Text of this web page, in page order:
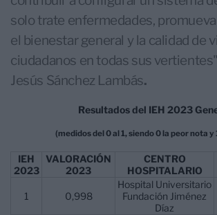
solo trate enfermedades,
el bienestar general y la calidad de
ciudadanos en todas sus vertientes"
Jesús Sánchez Lambás.
Resultados del IEH 2023
(medidos del 0 al 1, siendo 0 la peor nota y
IEH
2023
VALORACIÓN
2023
CENTRO
HOSPITALARIO
1 0,998
Hospital Universitario
Fundación Jiménez
Díaz